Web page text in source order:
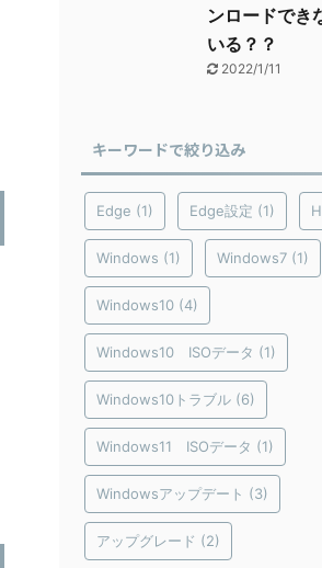
ンロードでき
いる？？
2022/1/11
キーワードで絞り込み
Edge (1) Edge設定 (1)
Windows (1) Windows7 (1)
Windows10 (4)
Windows10 ISOデータ (1)
Windows10トラブル (6)
Windows11 ISOデータ (1)
Windowsアップデート (3)
アップグレード (2)